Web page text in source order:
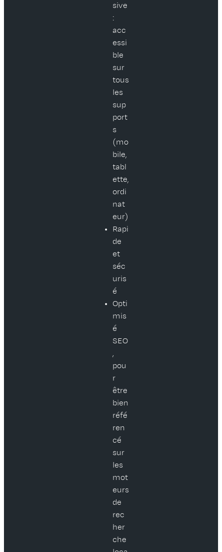
sive
:
acc
essi
ble
sur
tous
les
sup
port
s
(mo
bile,
tabl
ette,
ordi
nat
eur)
Rapi
de
et
séc
uris
é
Opti
mis
é
SEO
,
pou
r
être
bien
réfé
ren
cé
sur
les
mot
eurs
de
rec
her
che